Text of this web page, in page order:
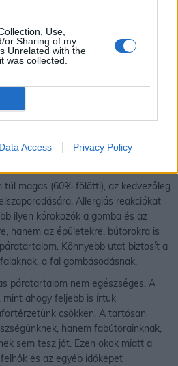
Use,
or Sharing of my
Unrelated with the
was collected.
Data Access Privacy Policy
relatív páratartalom 40-60%.
60-70% az optimális. A levegő
emberi hőérzetre. Melegebbnek a
érezzük, míg hűvösebbnek az
bírót. Amennyiben a páratartalom
az ember légutai kiszáradhatnak, a
válnak a szemek, a száj.
magas (60% fölötti), az kedvezőleg
Allergiás reakciókat
ilyen kórokozók a gomba és az
hanem az épületekre, bútorokra is
Könnyebb utat biztosít a
a fal gombásodásnak.
páratartalom nem egészséges. A
mint ahogy feljebb is írtuk
csökken. A tartósan
hanem fabútorainknak,
sem tesz jót. Ezen okok miatt a
és az egyéb időképet